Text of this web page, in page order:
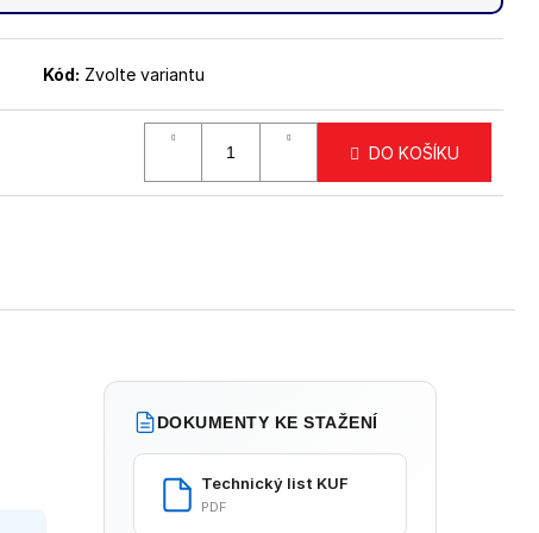
Kód: Zvolte variantu
DO KOŠÍKU
DOKUMENTY KE STAŽENÍ
Technický list KUF
PDF